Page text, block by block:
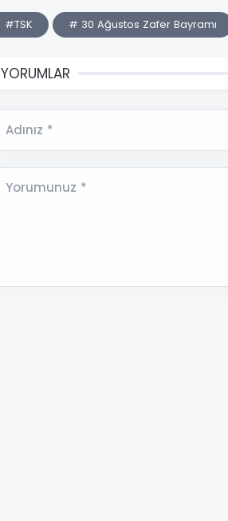
#TSK # 30 Ağustos Zafer Bayramı
YORUMLAR
Adınız *
Yorumunuz *